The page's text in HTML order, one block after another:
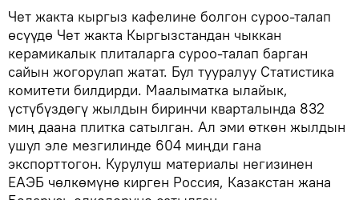
Чет жакта кыргыз кафелине болгон суроо-талап
өсүүдө Чет жакта Кыргызстандан чыккан
керамикалык плиталарга суроо-талап барган
сайын жогорулап жатат. Бул тууралуу Статистика
комитети билдирди. Маалыматка ылайык,
үстүбүздөгү жылдын биринчи кварталында 832
миң даана плитка сатылган. Ал эми өткөн жылдын
ушул эле мезгилинде 604 миңди гана
экспорттогон. Курулуш материалы негизинен
ЕАЭБ чөлкөмүнө кирген Россия, Казакстан жана